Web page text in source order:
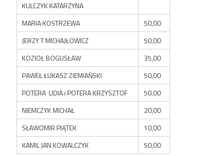
KULCZYK KATARZYNA
MARIA KOSTRZEWA
50,00
JERZY T MICHAJŁOWICZ
50,00
KOZIOŁ BOGUSŁAW
35,00
PAWEŁ ŁUKASZ ZIEMIAŃSKI
50,00
POTERA LIDIA i POTERA KRZYSZTOF
50,00
NIEMCZYK MICHAŁ
20,00
SŁAWOMIR PIĄTEK
10,00
KAMIL JAN KOWALCZYK
50,00